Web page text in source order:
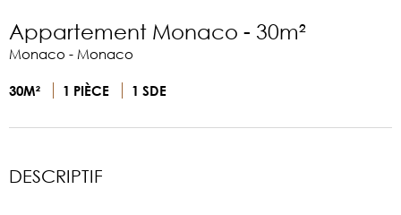
Appartement Monaco - 30m²
Monaco - Monaco
30M² 1 PIÈCE 1 SDE
DESCRIPTIF